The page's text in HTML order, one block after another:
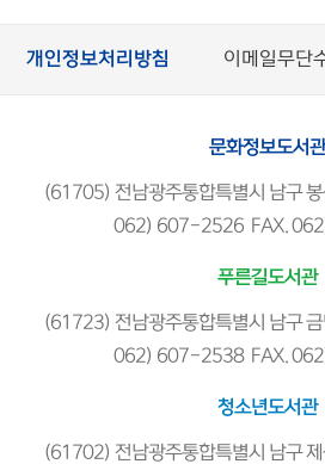
개인정보처리방침 이메일무단
문화정보도서관
(61705) 전남광주통합특별시 남구
062) 607-2526 FAX.
푸른길도서관
(61723) 전남광주통합특별시 남구
062) 607-2538 FAX.
청소년도서관
(61702) 전남광주통합특별시 남구